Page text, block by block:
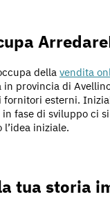
della vendita
in provincia di
fornitori esterni.
in fase di sviluppo ci
iniziale.
tua storia